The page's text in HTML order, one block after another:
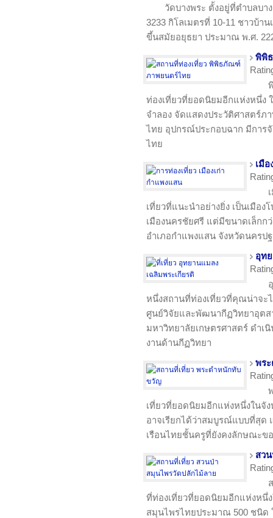
วัดบางพระ ตั้งอยู่ที่ตำบลบา
3233 กิโลเมตรที่ 10-11 ชาวบ้า
ขึ้นสมัยอยุธยา ประมาณ พ.ศ.
พิพิ
ท่องเที่ยวที่ยอดนิยมอีกแห่งหนึ่ง
จำลอง จัดแสดงประวัติศาสตร์
ไทย อุปกรณ์ประกอบฉาก มีการ
ไทย
เมือ
เที่ยวที่แนะนำอย่างยิ่ง เป็นเมือ
เมืองนครชัยศรี แต่มีขนาดเล็กก
อำเภอกำแพงแสน จังหวัดนครป
อุท
หนึ่งสถานที่ท่องเที่ยวที่คุณน่าจะ
ศูนย์วิจัยและพัฒนากีฏวิทยาอุต
มหาวิทยาลัยเกษตรศาสตร์ ดำ
งานด้านกีฏวิทยา
พร
เที่ยวที่ยอดนิยมอีกแห่งหนึ่งในจั
อาจเรียกได้ว่าสมบูรณ์แบบที่สุด
เรือนไทยชั้นครูที่ยังคงลักษณะข
สว
ที่ท่องเที่ยวที่ยอดนิยมอีกแห่งหนึ่
สมุนไพรไทยประมาณ 500 ชนิด